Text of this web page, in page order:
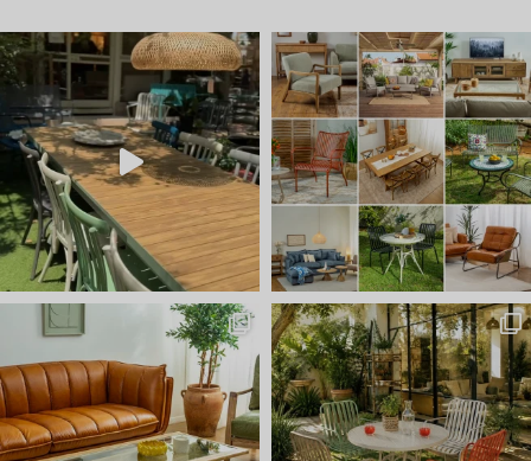
יום שישי 🔆 🌈 ניפגש אצלנו ב
ועכשיו הגיע הזמן לשולחן הסל